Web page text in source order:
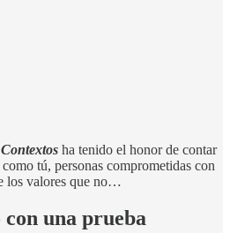
Contextos ha tenido el honor de contar
tú, personas comprometidas con
los valores que no…
una prueba